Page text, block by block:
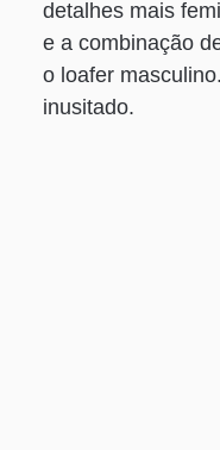
detalhes mais
e a combinação
o loafer
inusitado.